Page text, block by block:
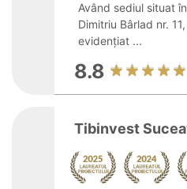
Având sediul situat
Dimitriu Bârlad nr.
evidențiat ...
8.8
Tibinvest